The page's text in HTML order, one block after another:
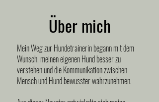
Über mich
Mein Weg zur Hundetrainerin begann mit dem
Wunsch, meinen eigenen Hund besser zu
verstehen und die Kommunikation zwischen
Mensch und Hund bewusster wahrzunehmen.